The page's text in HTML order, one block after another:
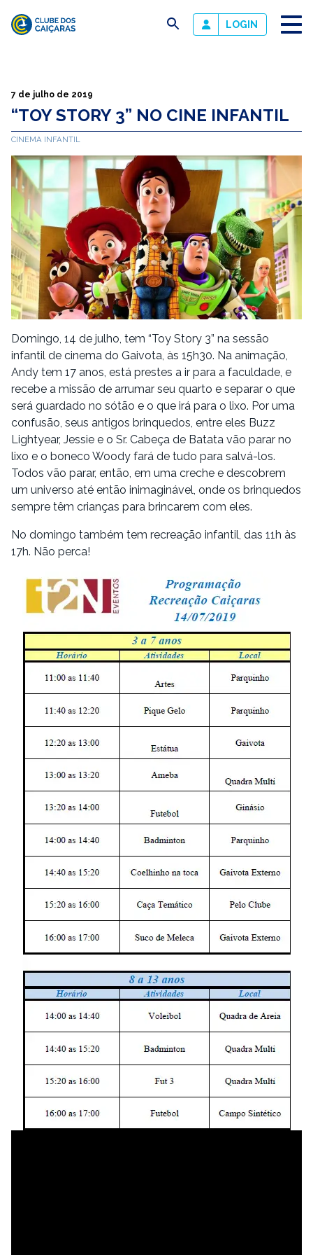
Caiçaras
busca LOGIN
7 de julho de 2019
“TOY STORY 3” NO CINE INFANTIL
CINEMA INFANTIL
Domingo, 14 de julho, tem “Toy Story 3” na sessão
infantil de cinema do Gaivota, às 15h30. Na animação,
Andy tem 17 anos, está prestes a ir para a faculdade, e
recebe a missão de arrumar seu quarto e separar o que
será guardado no sótão e o que irá para o lixo. Por uma
confusão, seus antigos brinquedos, entre eles Buzz
Lightyear, Jessie e o Sr. Cabeça de Batata vão parar no
lixo e o boneco Woody fará de tudo para salvá-los.
Todos vão parar, então, em uma creche e descobrem
um universo até então inimaginável, onde os brinquedos
sempre têm crianças para brincarem com eles.
No domingo também tem recreação infantil, das 11h às
17h. Não perca!